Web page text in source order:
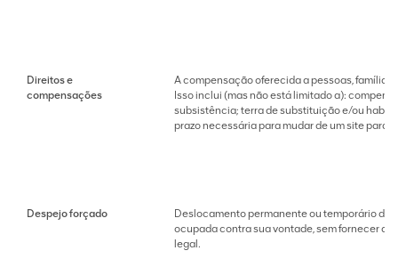
Direitos e
compensações
A compensação oferecida a pessoas,
Isso inclui (mas não está limitado a):
subsistência; terra de substituição e/ou
prazo necessária para mudar de um site para
Despejo forçado
Deslocamento permanente ou temporário de
ocupada contra sua vontade, sem fornecer
legal.